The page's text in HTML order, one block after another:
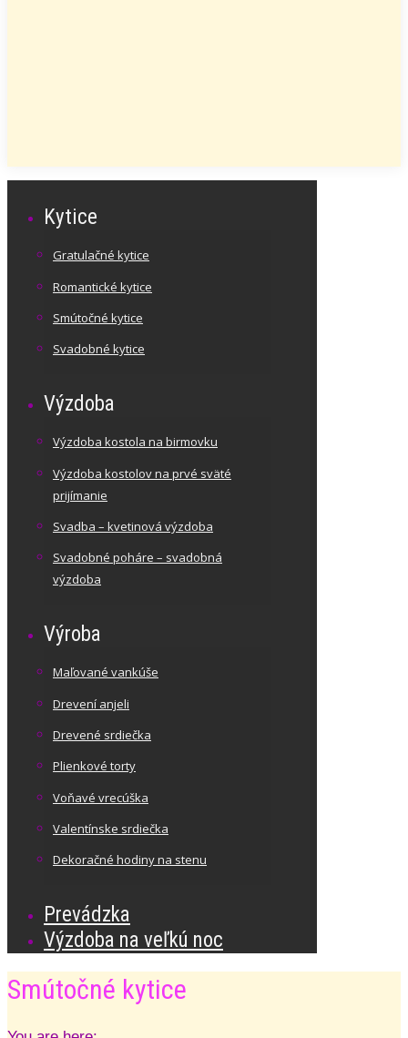
Kytice
Gratulačné kytice
Romantické kytice
Smútočné kytice
Svadobné kytice
Výzdoba
Výzdoba kostola na birmovku
Výzdoba kostolov na prvé sväté
prijímanie
Svadba – kvetinová výzdoba
Svadobné poháre – svadobná
výzdoba
Výroba
Maľované vankúše
Drevení anjeli
Drevené srdiečka
Plienkové torty
Voňavé vrecúška
Valentínske srdiečka
Dekoračné hodiny na stenu
Prevádzka
Výzdoba na veľkú noc
Smútočné kytice